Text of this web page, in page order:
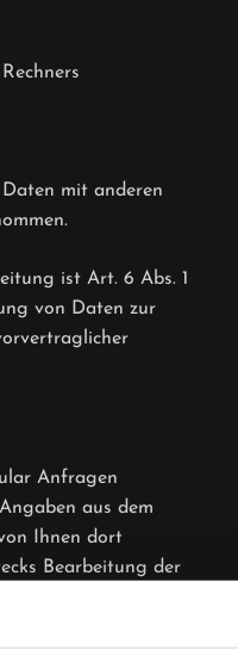
mit anderen
ist Art. 6 Abs. 1
von Daten zur
Anfragen
aus dem
Ihnen dort
Bearbeitung der
bei uns
wir nicht ohne Ihre